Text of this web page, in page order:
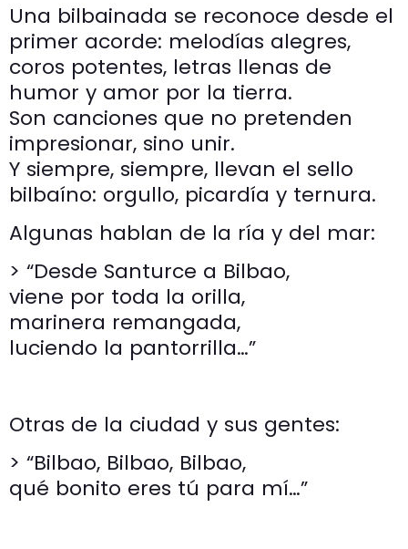
Una bilbainada se reconoce desde el
primer acorde: melodías alegres,
coros potentes, letras llenas de
humor y amor por la tierra.
Son canciones que no pretenden
impresionar, sino unir.
Y siempre, siempre, llevan el sello
bilbaíno: orgullo, picardía y ternura.
Algunas hablan de la ría y del mar:
> “Desde Santurce a Bilbao,
viene por toda la orilla,
marinera remangada,
luciendo la pantorrilla…”
Otras de la ciudad y sus gentes:
> “Bilbao, Bilbao, Bilbao,
qué bonito eres tú para mí…”